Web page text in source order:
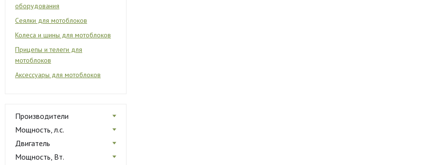
оборудования
Сеялки для мотоблоков
Колеса и шины для мотоблоков
Прицепы и телеги для
мотоблоков
Аксессуары для мотоблоков
Производители
Мощность, л.с.
Двигатель
Мощность, Вт.